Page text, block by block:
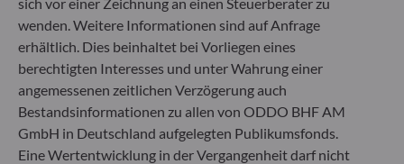
+49 (0) 69 920 50 0
Von der Bundesanstalt für Finanzdienstleistungsaufsicht
(„BaFin“) zugelassene und beaufsichtigte
Fondsverwaltungsgesellschaft
Handelsregister : HRB 11971 Amtsgericht Düsseldorf
ODDO BHF Asset Management LUX
wenden. Weitere Informationen sind auf Anfrage
erhältlich. Dies beinhaltet bei Vorliegen eines
berechtigten Interesses und unter Wahrung einer
angemessenen zeitlichen Verzögerung auch
Bestandsinformationen zu allen von ODDO BHF AM
GmbH in Deutschland aufgelegten Publikumsfonds.
Eine Wertentwicklung in der Vergangenheit darf nicht